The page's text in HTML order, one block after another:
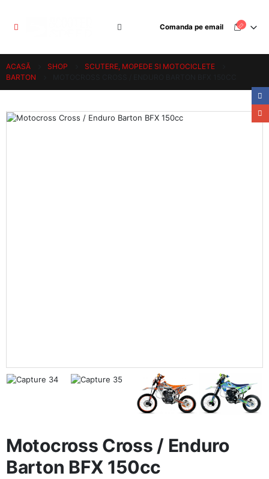
Comanda pe email
ACASĂ SHOP
SCUTERE, MOPEDE SI MOTOCICLETE
BARTON
Motocross Cross / Enduro
Barton BFX 150cc